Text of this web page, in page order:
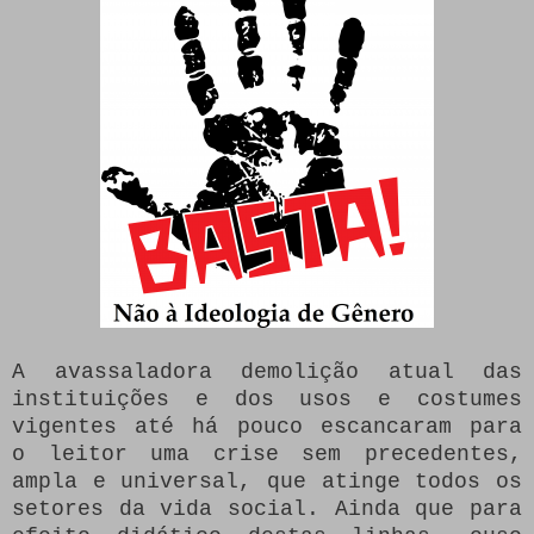
A avassaladora demolição atual das
instituições e dos usos e costumes
vigentes até há pouco escancaram para
o leitor uma crise sem precedentes,
ampla e universal, que atinge todos os
setores da vida social. Ainda que para